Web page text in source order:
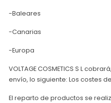
-Baleares
-Canarias
-Europa
VOLTAGE COSMETICS S L
envío, lo siguiente: Los costes
El reparto de productos se